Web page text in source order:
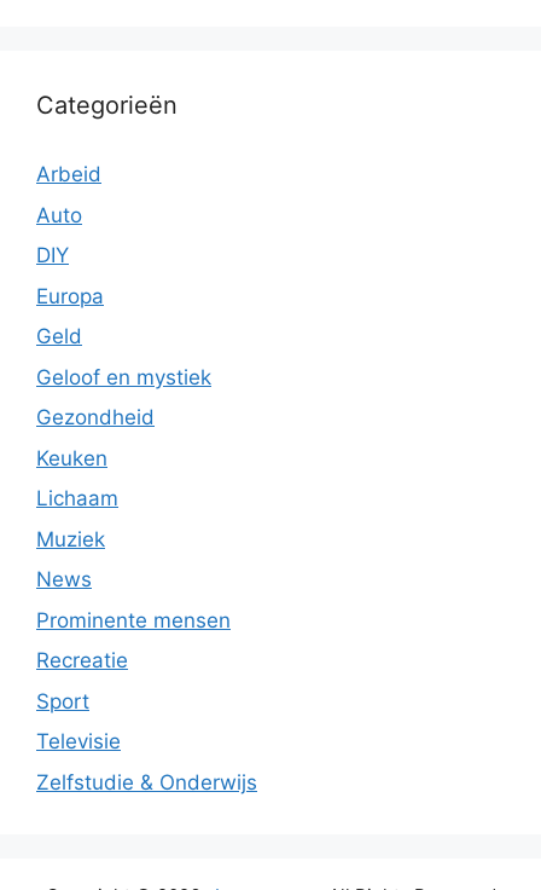
Categorieën
Arbeid
Auto
DIY
Europa
Geld
Geloof en mystiek
Gezondheid
Keuken
Lichaam
Muziek
News
Prominente mensen
Recreatie
Sport
Televisie
Zelfstudie & Onderwijs